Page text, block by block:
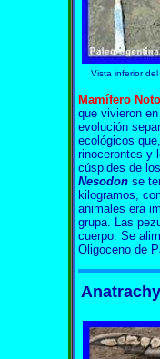
Vista inferior
Mamífero
que vivieron
evolución
ecológicos
rinocerontes y
cúspides de
Nesodon se
kilogramos,
animales era
grupa. Las
cuerpo. Se
Oligoceno de